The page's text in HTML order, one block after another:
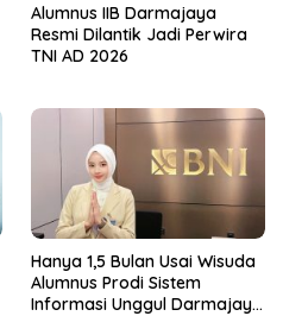
Alumnus IIB Darmajaya
Resmi Dilantik Jadi Perwira
TNI AD 2026
Hanya 1,5 Bulan Usai Wisuda
Alumnus Prodi Sistem
Informasi Unggul Darmajaya